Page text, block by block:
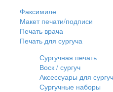
Факсимиле
Макет печати/подписи
Печать врача
Печать для сургуча
Сургучная печать
Воск / сургуч
Аксессуары для
Сургучные наборы